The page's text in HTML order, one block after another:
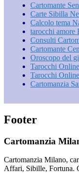
Cartomante
Carte Sibilla
Calcolo tema
tarocchi amore
Consulti
Cartomante
Oroscopo del
Tarocchi
Tarocchi
Cartomanzia
Footer
Cartomanzia
Cartomanzia Milano,
Affari, Sibille, Fortuna.